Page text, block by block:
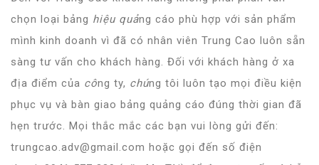
chọn loại bảng hiệu quảng cáo phù hợp với sản phẩm
mình kinh doanh vì đã có nhân viên Trung Cao luôn sẵn
sàng tư vấn cho khách hàng. Đối với khách hàng ở xa
địa điểm của công ty, chúng tôi luôn tạo mọi điều kiện
phục vụ và bàn giao bảng quảng cáo đúng thời gian đã
hẹn trước. Mọi thắc mắc các bạn vui lòng gửi đến:
trungcao.adv@gmail.com hoặc gọi đến số điện